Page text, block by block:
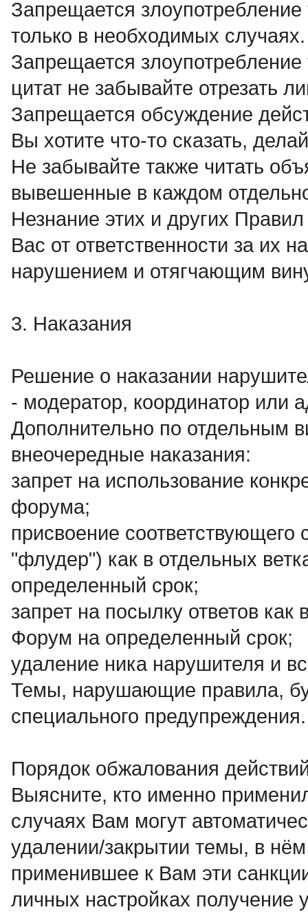
Запрещается злоупотребление
только в необходимых случаях.
Запрещается
цитат не забывайте отрезать
Запрещается обсуждение
Вы хотите что-то сказать,
Не забывайте также читать
вывешенные в каждом
Незнание этих и других
Вас от ответственности за их
нарушением и отягчающим
3. Наказания
Решение о наказании
- модератор, координатор или
Дополнительно по отдельным
внеочередные наказания:
запрет на использование
форума;
присвоение соответствующего
"флудер") как в отдельных
определенный срок;
запрет на посылку ответов
Форум на определенный срок;
удаление ника нарушителя и
Темы, нарушающие правила,
специального предупреждения.
Порядок обжалования
Выясните, кто именно
случаях Вам могут
удалении/закрытии темы, в
применившее к Вам эти
личных настройках получение